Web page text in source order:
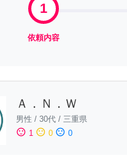
1
依頼内容
Ａ．Ｎ．Ｗ
男性 / 30代 / 三重県
sentiment_satisfied 1 sentiment_neutral 0 sentiment_dissatisfied 0